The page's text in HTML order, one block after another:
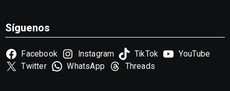
Síguenos
Facebook Instagram TikTok
YouTube
Twitter
WhatsApp Threads